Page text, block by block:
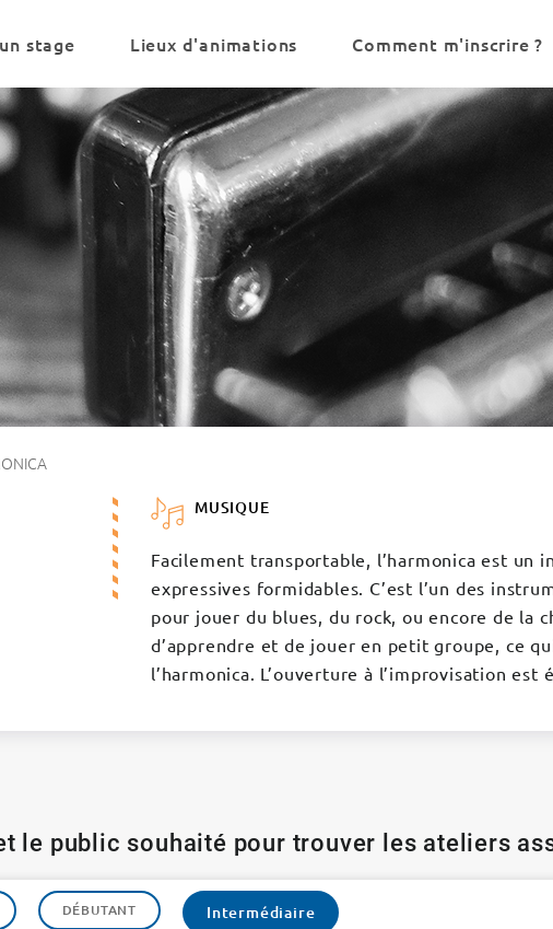
stage Lieux d'animations Comment m'inscrire ?
MUSIQUE
Facilement transportable, l’harmonica est un
expressives formidables. C’est l’un des
pour jouer du blues, du rock, ou encore de la
d’apprendre et de jouer en petit groupe, ce
l’harmonica. L’ouverture à l’improvisation est
le public souhaité pour trouver les ateliers
DÉBUTANT Intermédiaire